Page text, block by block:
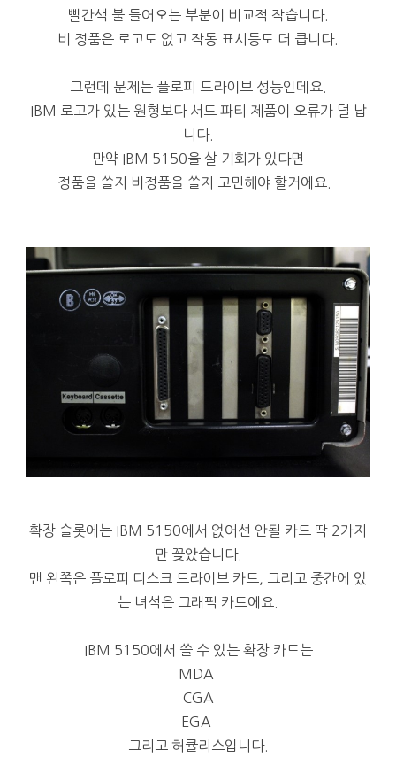
빨간색 불 들어오는 부분이 비교적 작습니다.
비 정품은 로고도 없고 작동 표시등도 더 큽니다.
그런데 문제는 플로피 드라이브 성능인데요.
IBM 로고가 있는 원형보다 서드 파티 제품이 오류가 덜 납
니다.
만약 IBM 5150을 살 기회가 있다면
정품을 쓸지 비정품을 쓸지 고민해야 할거에요.
확장 슬롯에는 IBM 5150에서 없어선 안될 카드 딱 2가지
만 꽂았습니다.
맨 왼쪽은 플로피 디스크 드라이브 카드, 그리고 중간에 있
는 녀석은 그래픽 카드에요.
IBM 5150에서 쓸 수 있는 확장 카드는
MDA
CGA
EGA
그리고 허큘리스입니다.